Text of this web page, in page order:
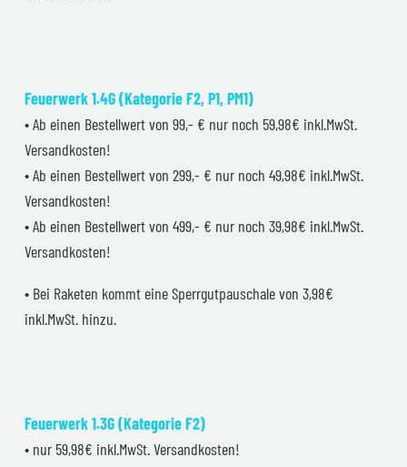
Feuerwerk 1.4G (Kategorie F2, P1, PM1)
• Ab einen Bestellwert von 99,- € nur noch 59,98€ inkl.MwSt.
Versandkosten!
• Ab einen Bestellwert von 299,- € nur noch 49,98€ inkl.MwSt.
Versandkosten!
• Ab einen Bestellwert von 499,- € nur noch 39,98€ inkl.MwSt.
Versandkosten!
• Bei Raketen kommt eine Sperrgutpauschale von 3,98€
inkl.MwSt. hinzu.
Feuerwerk 1.3G (Kategorie F2)
• nur 59,98€ inkl.MwSt. Versandkosten!